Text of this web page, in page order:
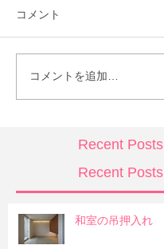
コメント
コメントを追加…
Recent Posts
Recent Posts
和室の吊押入れ